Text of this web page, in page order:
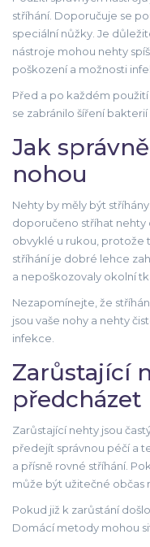
stříhání. Doporučuje se
speciální nůžky. Je
nástroje mohou nehty
poškození a možnosti
Před a po každém
se zabránilo šíření bakterií
Jak
nohou
Nehty by měly být
doporučeno stříhat nehty
obvyklé u rukou, protože
stříhání je dobré lehce
a nepoškozovaly okolní
Nezapomínejte, že
jsou vaše nohy a nehty
infekce.
Zarůstající
předcházet
Zarůstající nehty jsou
předejít správnou péčí a
a přísně rovné stříhání.
může být užitečné občas
Pokud již k zarůstání
Domácí metody mohou